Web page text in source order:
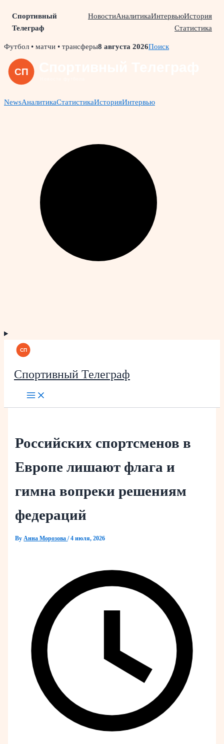
Спортивный
Телеграф
НовостиАналитикаИнтервьюИстория
Статистика
Skip
content
Футбол • матчи • трансферы8 августа 2026Поиск
NewsАналитикаСтатистикаИсторияИнтервью
Спортивный Телеграф
Российских спортсменов в
Европе лишают флага и
гимна вопреки решениям
федераций
By Анна Морозова/4 июля, 2026